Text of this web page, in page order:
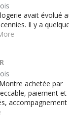
avait évolué au
Il y a quelques
achetée par
paiement et
accompagnement